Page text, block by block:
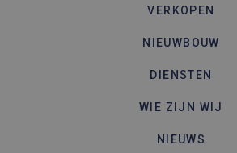
VERKOPEN
NIEUWBOUW
DIENSTEN
WIE ZIJN WIJ
NIEUWS